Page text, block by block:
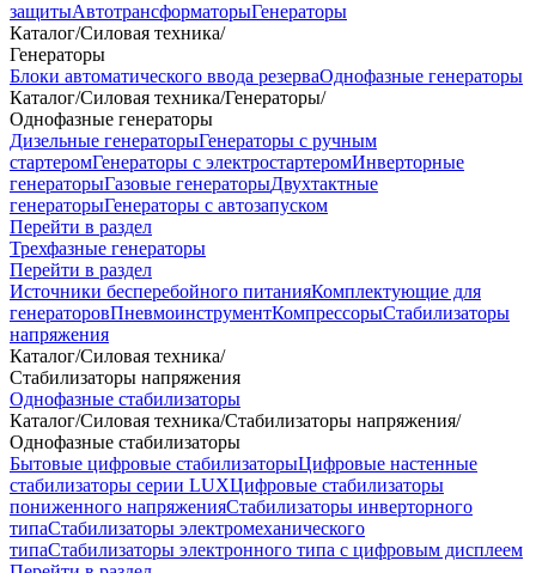
защитыАвтотрансформаторыГенераторы
Каталог/Силовая техника/
Генераторы
Блоки автоматического ввода резерваОднофазные генераторы
Каталог/Силовая техника/Генераторы/
Однофазные генераторы
Дизельные генераторыГенераторы с ручным
стартеромГенераторы с электростартеромИнверторные
генераторыГазовые генераторыДвухтактные
генераторыГенераторы с автозапуском
Перейти в раздел
Трехфазные генераторы
Перейти в раздел
Источники бесперебойного питанияКомплектующие для
генераторовПневмоинструментКомпрессорыСтабилизаторы
напряжения
Каталог/Силовая техника/
Стабилизаторы напряжения
Однофазные стабилизаторы
Каталог/Силовая техника/Стабилизаторы напряжения/
Однофазные стабилизаторы
Бытовые цифровые стабилизаторыЦифровые настенные
стабилизаторы серии LUXЦифровые стабилизаторы
пониженного напряженияСтабилизаторы инверторного
типаСтабилизаторы электромеханического
типаСтабилизаторы электронного типа с цифровым дисплеем